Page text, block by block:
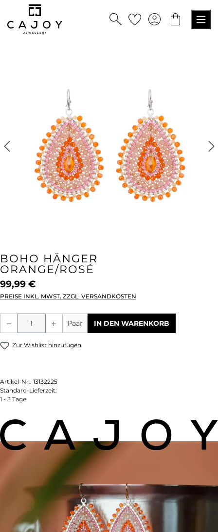
springen
BOHO HÄNGER
ORANGE/ROSÉ
99,99 €
PREISE INKL. MWST. ZZGL. VERSANDKOSTEN
Produkt Anzahl: Gib den gewünschten
Paar IN DEN WARENKORB
Zur Wishlist hinzufügen
Artikel-Nr.: 13132225
Standard-Lieferzeit:
1 - 3 Tage